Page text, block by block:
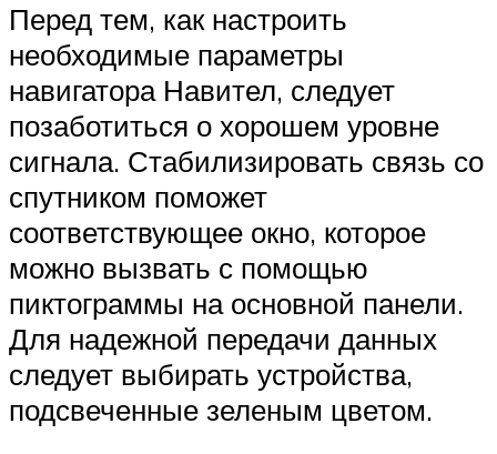
Перед тем, как настроить
необходимые параметры
навигатора Навител, следует
позаботиться о хорошем уровне
сигнала. Стабилизировать связь со
спутником поможет
соответствующее окно, которое
можно вызвать с помощью
пиктограммы на основной панели.
Для надежной передачи данных
следует выбирать устройства,
подсвеченные зеленым цветом.